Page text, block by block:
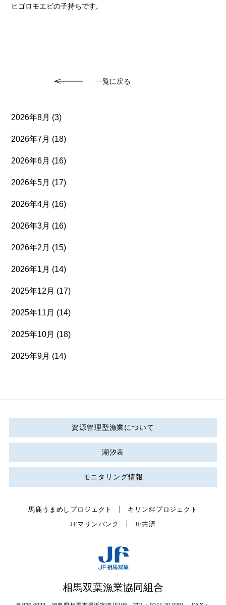
ヒゴロモエビの子持ちです。
一覧に戻る
2026年8月 (3)
2026年7月 (18)
2026年6月 (16)
2026年5月 (17)
2026年4月 (16)
2026年3月 (16)
2026年2月 (15)
2026年1月 (14)
2025年12月 (17)
2025年11月 (14)
2025年10月 (18)
2025年9月 (14)
資源管理型漁業について
潮汐表
モニタリング情報
馬鹿うまめしプロジェクト
キリン絆プロジェクト
JFマリンバンク
JF共済
相馬双葉漁業協同組合